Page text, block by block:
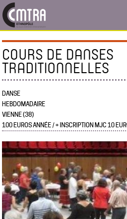
COURS DE DANSES
TRADITIONNELLES
DANSE
HEBDOMADAIRE
VIENNE (38)
100 EUROS ANNÉE / + INSCRIPTION MJC 10